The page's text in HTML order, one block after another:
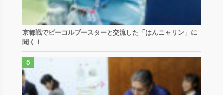
京都戦でビーコルブースターと交流した「はんニャリン」に
聞く！